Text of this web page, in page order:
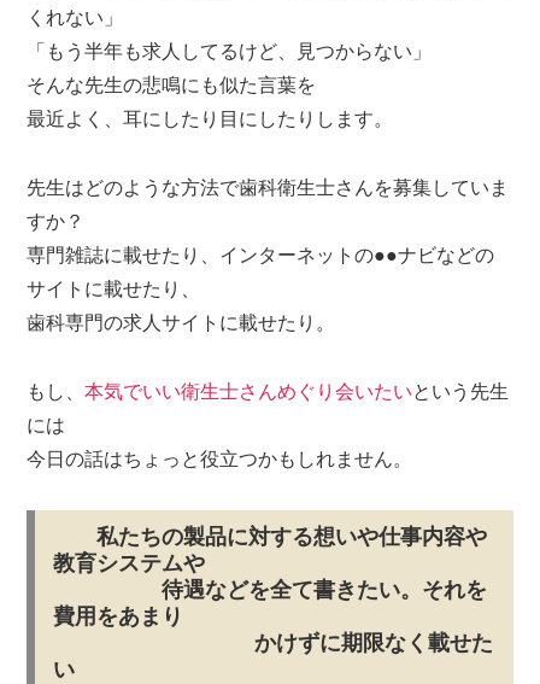
くれない」
「もう半年も求人してるけど、見つからない」
そんな先生の悲鳴にも似た言葉を
最近よく、耳にしたり目にしたりします。
先生はどのような方法で歯科衛生士さんを募集していま
すか？
専門雑誌に載せたり、インターネットの●●ナビなどの
サイトに載せたり、
歯科専門の求人サイトに載せたり。
もし、本気でいい衛生士さんめぐり会いたいという先生
には
今日の話はちょっと役立つかもしれません。
私たちの製品に対する想いや仕事内容や
教育システムや
待遇などを全て書きたい。それを
費用をあまり
かけずに期限なく載せた
い